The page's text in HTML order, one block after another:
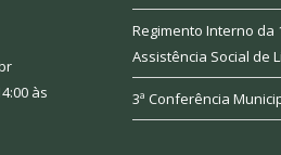
às
Regimento Interno da
Assistência Social de
3ª Conferência